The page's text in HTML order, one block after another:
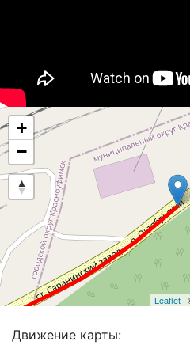
+
−
Leaflet |
Движение карты: